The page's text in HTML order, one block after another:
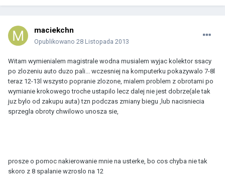
maciekchn
Opublikowano 28 Listopada 2013
Witam wymienialem magistrale wodna musialem wyjac kolektor ssacy
po zlozeniu auto duzo pali... wczesniej na komputerku pokazywalo 7-8l
teraz 12-13l wszysto popranie zlozone, mialem problem z obrotami po
wymianie krokowego troche ustapilo lecz dalej nie jest dobrze(ale tak
juz bylo od zakupu auta) tzn podczas zmiany biegu ,lub nacisniecia
sprzegla obroty chwilowo unosza sie,
prosze o pomoc nakierowanie mnie na usterke, bo cos chyba nie tak
skoro z 8 spalanie wzroslo na 12